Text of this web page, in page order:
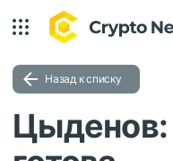
Назад к списку
Цыденов: